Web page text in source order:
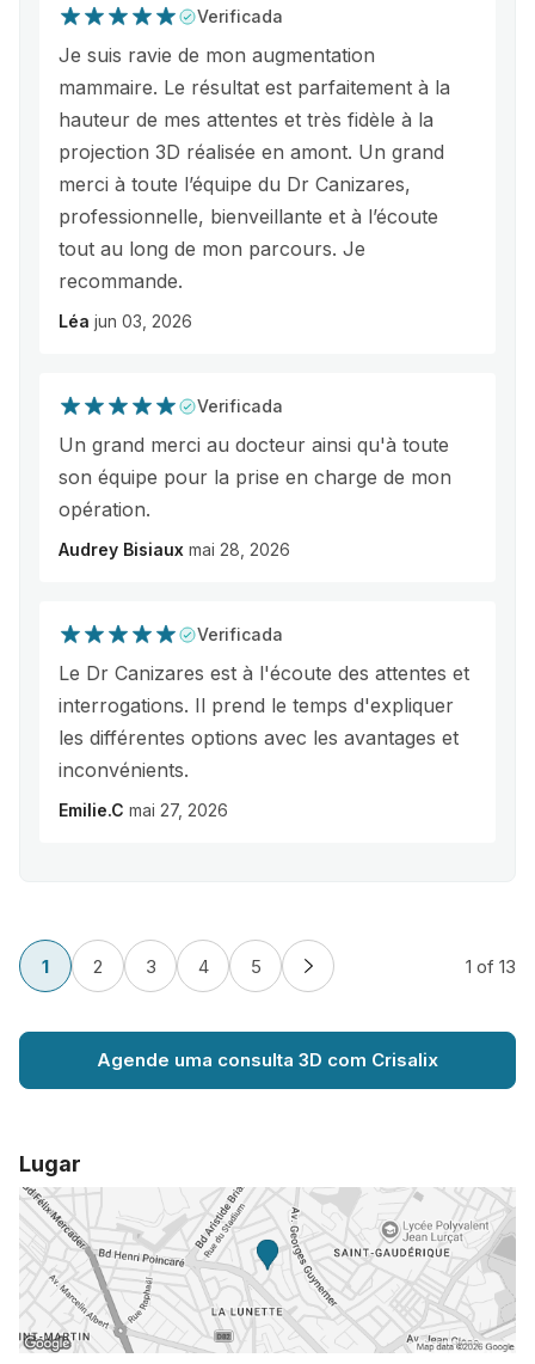
Verificada
Je suis ravie de mon augmentation
mammaire. Le résultat est parfaitement à la
hauteur de mes attentes et très fidèle à la
projection 3D réalisée en amont. Un grand
merci à toute l’équipe du Dr Canizares,
professionnelle, bienveillante et à l’écoute
tout au long de mon parcours. Je
recommande.
Léa jun 03, 2026
Verificada
Un grand merci au docteur ainsi qu'à toute
son équipe pour la prise en charge de mon
opération.
Audrey Bisiaux mai 28, 2026
Verificada
Le Dr Canizares est à l'écoute des attentes et
interrogations. Il prend le temps d'expliquer
les différentes options avec les avantages et
inconvénients.
Emilie.C mai 27, 2026
1 2 3 4 5 1 of 13
Agende uma consulta 3D com Crisalix
Lugar